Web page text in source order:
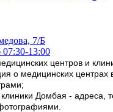
7/Б
13:00
центров и
о медицинских центрах
Домбая - адреса,